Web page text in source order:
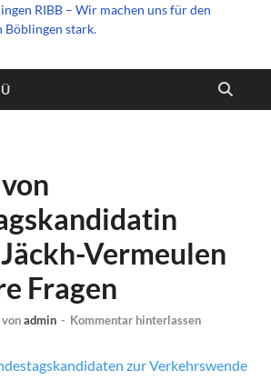
RIBB – Wir machen uns für den
Böblingen stark.
Vermeulen
Fragen
vonadmin - Kommentar hinterlassen
zur Verkehrswende